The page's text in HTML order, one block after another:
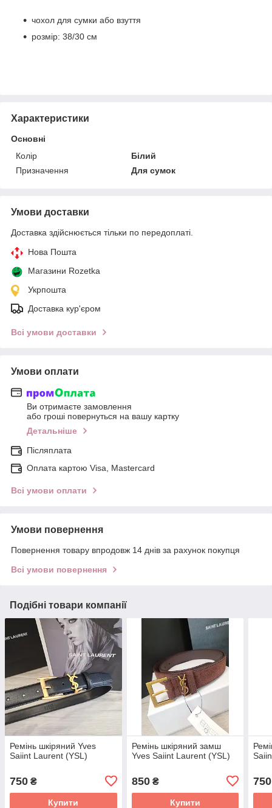
чохол для сумки або взуття
розмір: 38/30 см
Характеристики
Основні
Колір
Білий
Призначення
Для сумок
Умови доставки
Доставка здійснюється тільки по передоплаті.
Нова Пошта
Магазини Rozetka
Укрпошта
Доставка кур'єром
Всі умови доставки
Умови оплати
Ви отримаєте замовлення
або гроші повернуться на вашу картку
Детальніше
Післяплата
Оплата картою Visa, Mastercard
Всі умови оплати
Умови повернення
Повернення товару впродовж 14 днів за рахунок покупця
Всі умови повернення
Подібні товари компанії
Ремінь шкіряний Yves
Saiint Laurent (YSL)
750 ₴
Купити
Ремінь шкіряний замш
Yves Saiint Laurent (YSL)
850₴
Купити
750